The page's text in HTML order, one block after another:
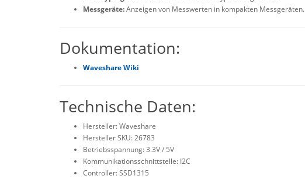
Messgeräte:Anzeigen von Messwerten in kompakten Messgeräten.
Dokumentation:
Waveshare Wiki
Technische Daten:
Hersteller: Waveshare
Hersteller SKU: 26783
Betriebsspannung: 3.3V / 5V
Kommunikationsschnittstelle: I2C
Controller: SSD1315